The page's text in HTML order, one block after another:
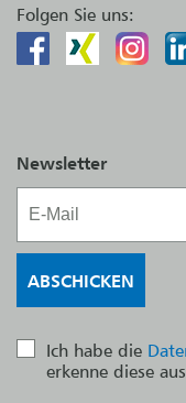
Folgen Sie uns:
Newsletter
Ich habe die
erkenne diese